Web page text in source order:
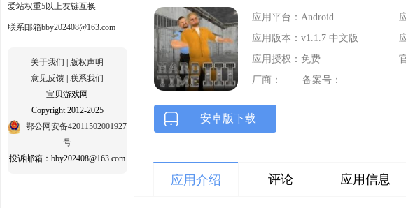
爱站权重5以上友链互换
联系邮箱bby202408@163.com
关于我们 | 版权声明
意见反馈 | 联系我们
宝贝游戏网
Copyright 2012-2025
鄂公网安备42011502001927
号
投诉邮箱：bby202408@163.com
应用平台：Android
应用版本：v1.1.7 中文版
应用授权：免费
厂商：
备案号：
安卓版下载
应用介绍 评论 应用信息